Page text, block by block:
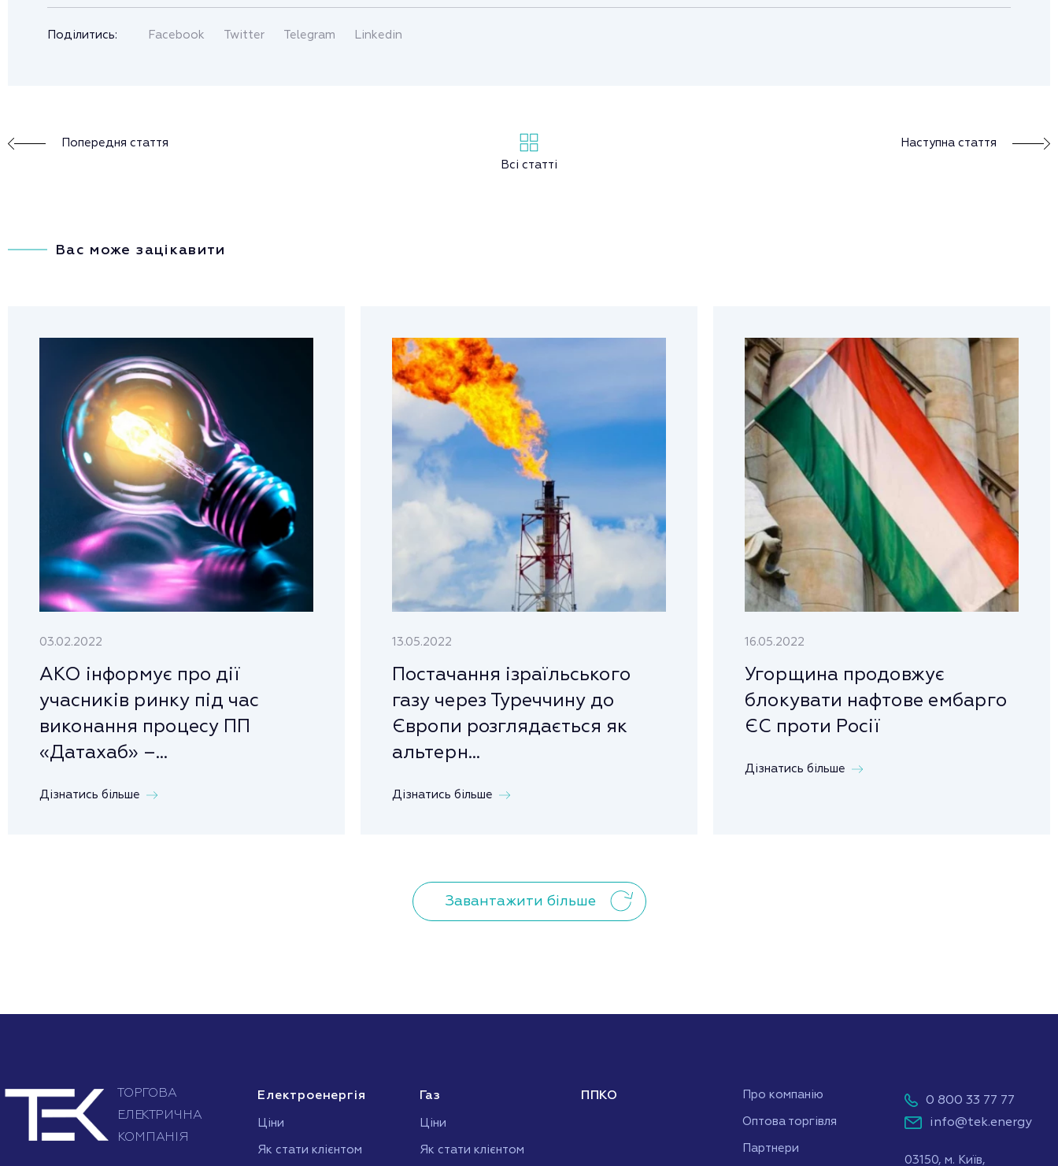
Поділитись: Facebook Twitter Telegram Linkedin
Попередня стаття
Всі статті
Наступна стаття
Вас може зацікавити
03.02.2022
АКО інформує про дії
учасників ринку під час
виконання процесу ПП
«Датахаб» –...
Дізнатись більше
13.05.2022
Постачання ізраїльського
газу через Туреччину до
Європи розглядається як
альтерн...
Дізнатись більше
16.05.2022
Угорщина продовжує
блокувати нафтове ембарго
ЄС проти Росії
Дізнатись більше
Завантажити більше
Електроенергія
Ціни
Як стати клієнтом
Газ
Ціни
Як стати клієнтом
ППКО
Про компанію
Оптова торгівля
Партнери
0 800 33 77 77
info@tek.energy
03150, м. Київ,